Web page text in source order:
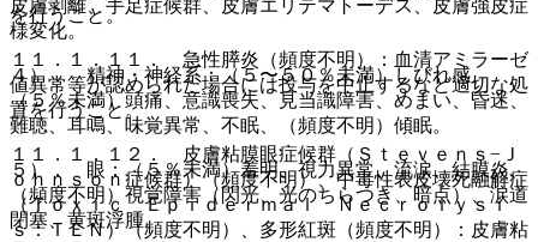
皮膚剥離、手足症候群、皮膚エリテマトーデス、皮膚強皮症
様変化。
４）． 精神・神経系：（５〜５０％未満）しびれ感、
（５％未満）頭痛、意識喪失、見当識障害、めまい、昏迷、
難聴、耳鳴、味覚異常、不眠、（頻度不明）傾眠。
５）． 眼：（５％未満）羞明、視力異常、流涙、結膜炎、
（頻度不明）視覚障害（閃光、光のちらつき、暗点）、涙道
閉塞、黄斑浮腫。
を行うこと。
１１．１．１１． 急性膵炎（頻度不明）：血清アミラーゼ
値異常等が認められた場合には投与を中止するなど適切な処
置を行うこと。
１１．１．１２． 皮膚粘膜眼症候群（Ｓｔｅｖｅｎｓ−Ｊ
ｏｈｎｓｏｎ症候群）（頻度不明）、中毒性表皮壊死融解症
（Ｔｏｘｉｃ Ｅｐｉｄｅｒｍａｌ Ｎｅｃｒｏｌｙｓｉ
ｓ：ＴＥＮ）（頻度不明）、多形紅斑（頻度不明）：皮膚粘